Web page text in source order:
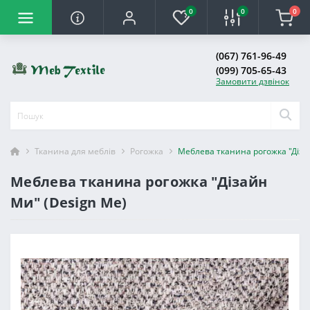
0 0 0
(067) 761-96-49
(099) 705-65-43
Замовити дзвінок
Тканина для меблів Рогожка Меблева тканина рогожка
Меблева тканина рогожка "Дізайн
Ми" (Design Me)